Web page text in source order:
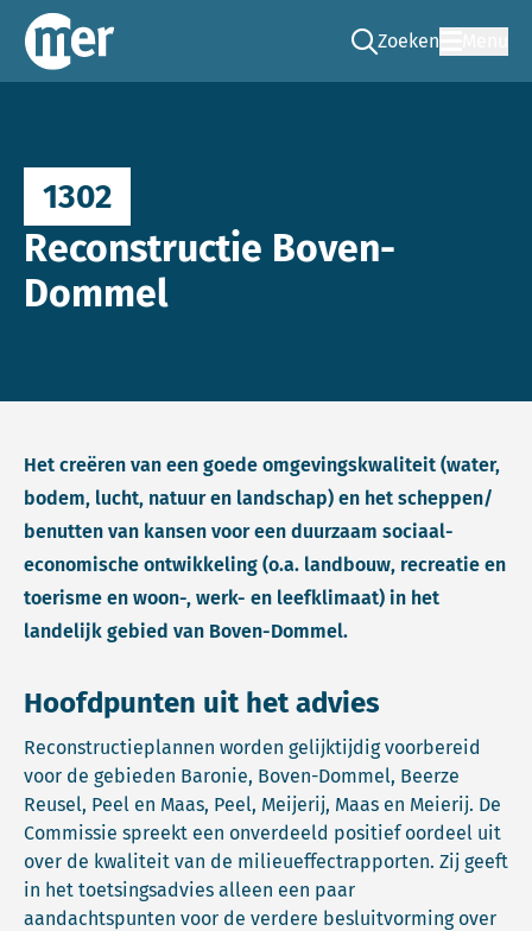
Commissie mer
Zoeken
Ga naar de zoek
1302
Reconstructie Boven-
Dommel
Het creëren van een goede omgevingskwaliteit (water,
bodem, lucht, natuur en landschap) en het scheppen/
benutten van kansen voor een duurzaam sociaal-
economische ontwikkeling (o.a. landbouw, recreatie en
toerisme en woon-, werk- en leefklimaat) in het
landelijk gebied van Boven-Dommel.
Hoofdpunten uit het advies
Reconstructieplannen worden gelijktijdig voorbereid
voor de gebieden Baronie, Boven-Dommel, Beerze
Reusel, Peel en Maas, Peel, Meijerij, Maas en Meierij. De
Commissie spreekt een onverdeeld positief oordeel uit
over de kwaliteit van de milieueffectrapporten. Zij geeft
in het toetsingsadvies alleen een paar
aandachtspunten voor de verdere besluitvorming over